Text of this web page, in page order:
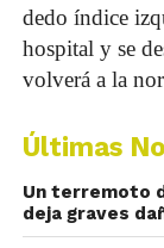
dedo índice
hospital y se
volverá a la
Últimas
Un terremoto
deja graves